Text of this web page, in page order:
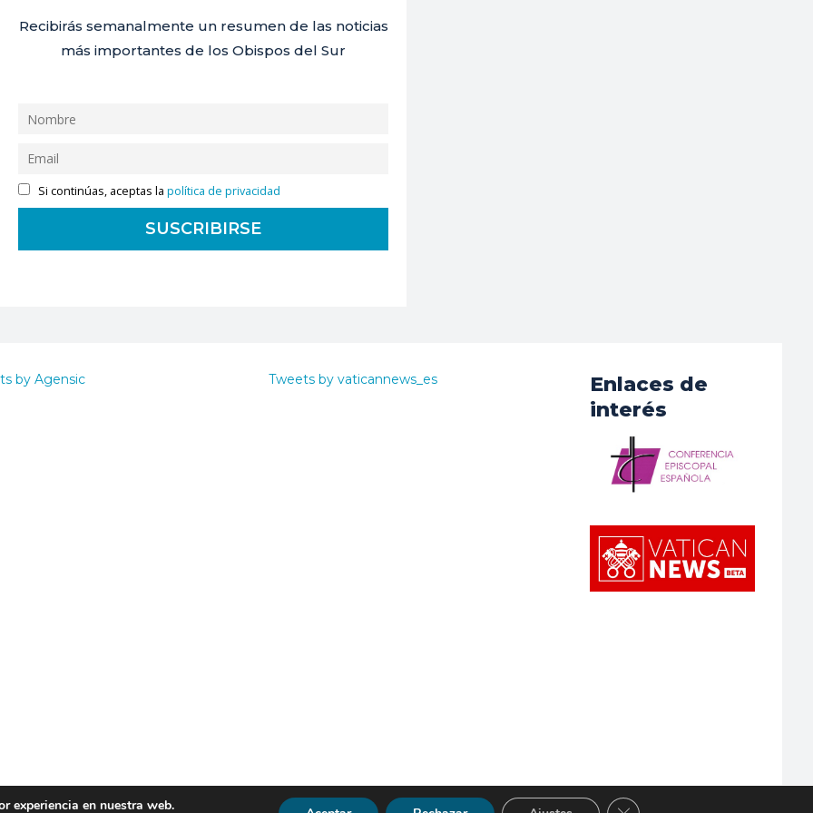
Recibirás semanalmente un resumen de las noticias
más importantes de los Obispos del Sur
Si continúas, aceptas lapolítica de privacidad
by Agensic Tweets by vaticannews_es
Enlaces de
interés
experiencia en nuestra web. Cerrar el banner de cookies